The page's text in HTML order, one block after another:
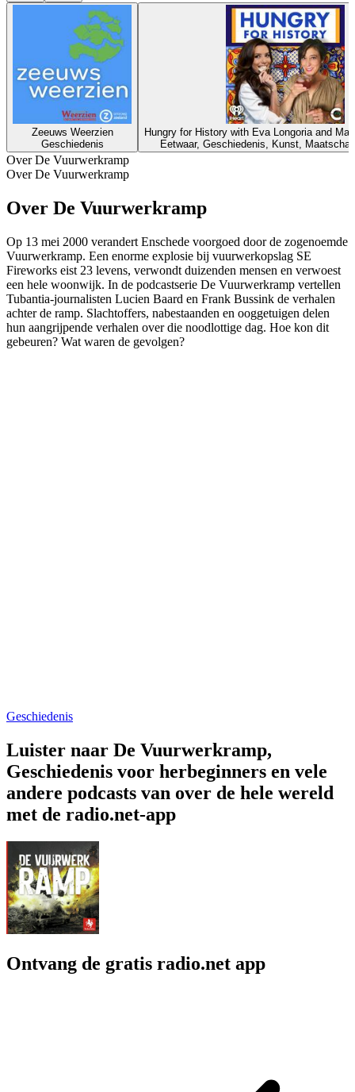
Zeeuws Weerzien
Geschiedenis
Hungry for History with Eva Longoria and
Eetwaar, Geschiedenis, Kunst,
Over De Vuurwerkramp
Over De Vuurwerkramp
Over De Vuurwerkramp
Op 13 mei 2000 verandert Enschede voorgoed door de zogenoemde
Vuurwerkramp. Een enorme explosie bij vuurwerkopslag SE
Fireworks eist 23 levens, verwondt duizenden mensen en verwoest
een hele woonwijk. In de podcastserie De Vuurwerkramp vertellen
Tubantia-journalisten Lucien Baard en Frank Bussink de verhalen
achter de ramp. Slachtoffers, nabestaanden en ooggetuigen delen
hun aangrijpende verhalen over die noodlottige dag. Hoe kon dit
gebeuren? Wat waren de gevolgen?
Geschiedenis
Luister naar De Vuurwerkramp,
Geschiedenis voor herbeginners en vele
andere podcasts van over de hele wereld
met de radio.net-app
Ontvang de gratis radio.net app